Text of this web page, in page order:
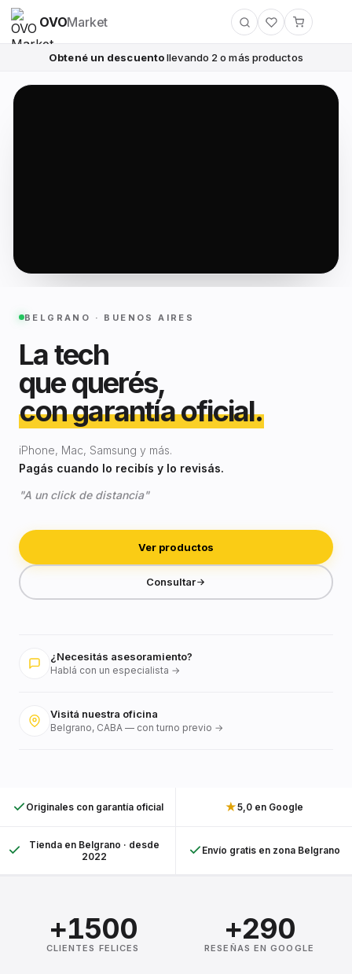
OVOMarket
Obtené un descuentollevando 2 o más productos
BELGRANO · BUENOS AIRES
La tech
que querés,
con garantía oficial.
iPhone, Mac, Samsung y más.
Pagás cuando lo recibís y lo revisás.
"A un click de distancia"
Ver productos
Consultar
¿Necesitás asesoramiento?
Hablá con un especialista →
Visitá nuestra oficina
Belgrano, CABA — con turno previo →
Originales con garantía oficial ★5,0 en Google
Tienda en Belgrano · desde
2022
Envío gratis en zona Belgrano
+1500
CLIENTES FELICES
+290
RESEÑAS EN GOOGLE